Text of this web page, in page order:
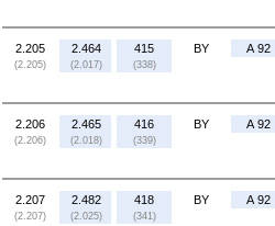
2.205
(2.205)
2.464
(2.017)
415
(338)
BY A 92
2.206
(2.206)
2.465
(2.018)
416
(339)
BY A 92
2.207
(2.207)
2.482
(2.025)
418
(341)
BY A 92